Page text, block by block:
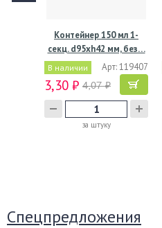
Контейнер 150 мл 1-
секц. d95хh42 мм, без…
В наличии Арт: 119407
3,30 ₽ 4,07 ₽
за штуку
Спецпредложения